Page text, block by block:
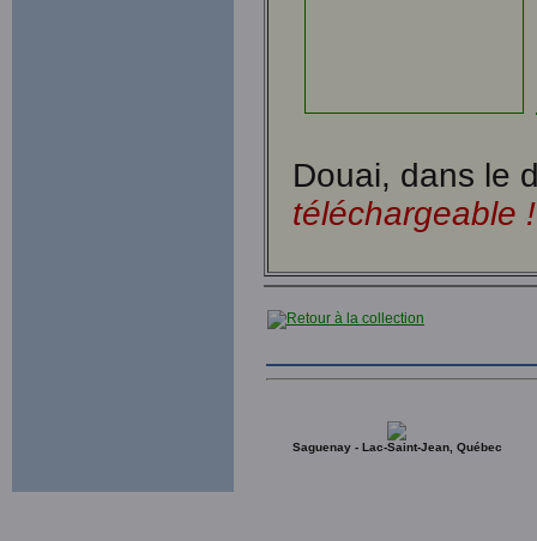
Douai, dans le
téléchargeable !
Saguenay - Lac-Saint-Jean, Québec